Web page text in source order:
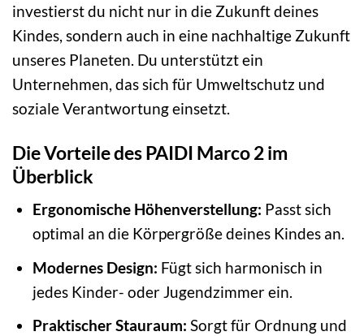
investierst du nicht nur in die Zukunft deines
Kindes, sondern auch in eine nachhaltige Zukunft
unseres Planeten. Du unterstützt ein
Unternehmen, das sich für Umweltschutz und
soziale Verantwortung einsetzt.
Die Vorteile des PAIDI Marco 2 im
Überblick
Ergonomische Höhenverstellung: Passt sich
optimal an die Körpergröße deines Kindes an.
Modernes Design: Fügt sich harmonisch in
jedes Kinder- oder Jugendzimmer ein.
Praktischer Stauraum: Sorgt für Ordnung und